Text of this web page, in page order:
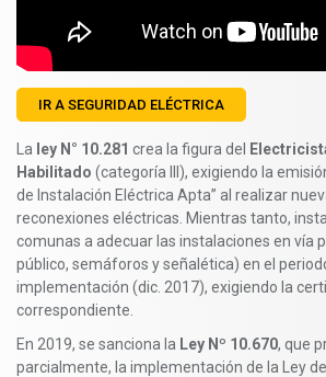
IR A SEGURIDAD ELÉCTRICA
La ley N° 10.281 crea la figura del
Habilitado (categoría III), exigiendo la
de Instalación Eléctrica Apta” al realizar
reconexiones eléctricas. Mientras tanto,
comunas a adecuar las instalaciones en vía
público, semáforos y señalética) en el
implementación (dic. 2017), exigiendo la
correspondiente.
En 2019, se sanciona la Ley Nº 10.670, que
parcialmente, la implementación de la Ley